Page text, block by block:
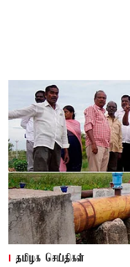
தமிழக செய்திகள்